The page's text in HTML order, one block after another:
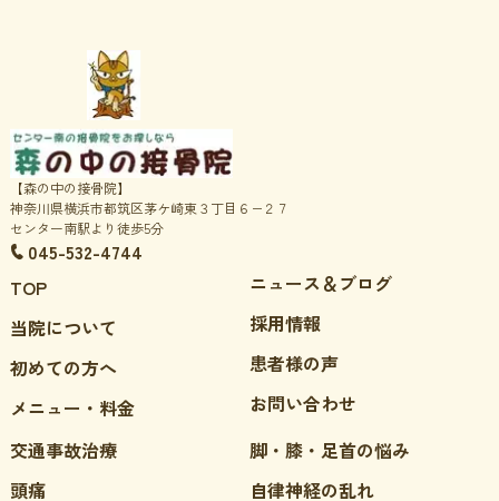
【森の中の接骨院】
神奈川県横浜市都筑区茅ケ崎東３丁目６−２７
センター南駅より徒歩5分
045-532-4744
TOP
当院について
初めての方へ
メニュー・料金
ニュース＆ブログ
採用情報
患者様の声
お問い合わせ
交通事故治療
頭痛
脚・膝・足首の悩み
自律神経の乱れ